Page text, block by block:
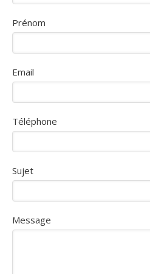
Prénom
Email
Téléphone
Sujet
Message